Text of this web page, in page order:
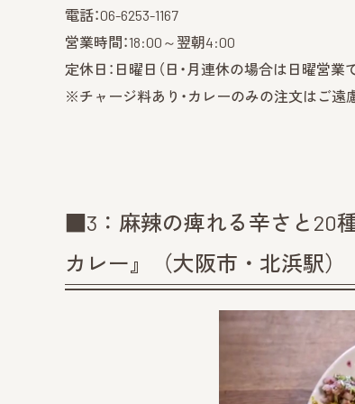
電話：06-6253-1167
営業時間：18:00～翌朝4:00
定休日：日曜日（日・月連休の場合は日曜営業
※チャージ料あり・カレーのみの注文はご遠
■3：麻辣の痺れる辛さと20
カレー』（大阪市・北浜駅）